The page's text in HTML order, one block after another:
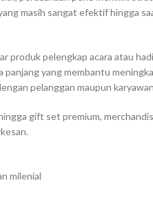
masih sangat efektif hingga
produk pelengkap acara atau
panjang yang membantu
pelanggan maupun
gift set premium,
milenial